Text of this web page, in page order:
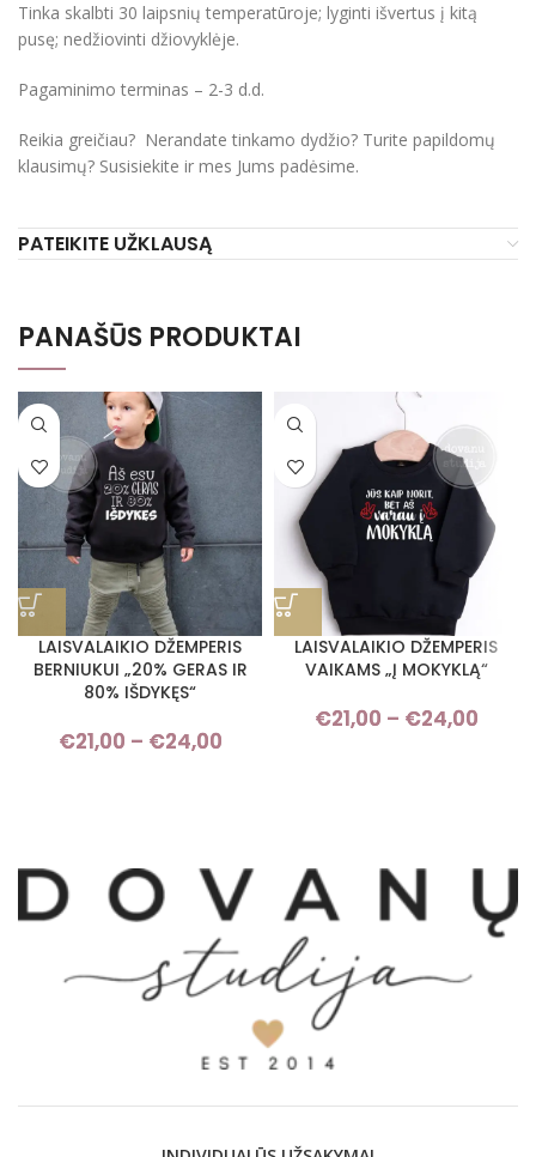
Tinka skalbti 30 laipsnių temperatūroje; lyginti išvertus į kitą
pusę; nedžiovinti džiovyklėje.
Pagaminimo terminas – 2-3 d.d.
Reikia greičiau? Nerandate tinkamo dydžio? Turite papildomų
klausimų? Susisiekite ir mes Jums padėsime.
PATEIKITE UŽKLAUSĄ
PANAŠŪS PRODUKTAI
LAISVALAIKIO DŽEMPERIS
BERNIUKUI „20% GERAS IR
80% IŠDYKĘS“
€21,00 – €24,00
LAISVALAIKIO DŽEMPERIS
VAIKAMS „Į MOKYKLĄ“
€21,00 – €24,00